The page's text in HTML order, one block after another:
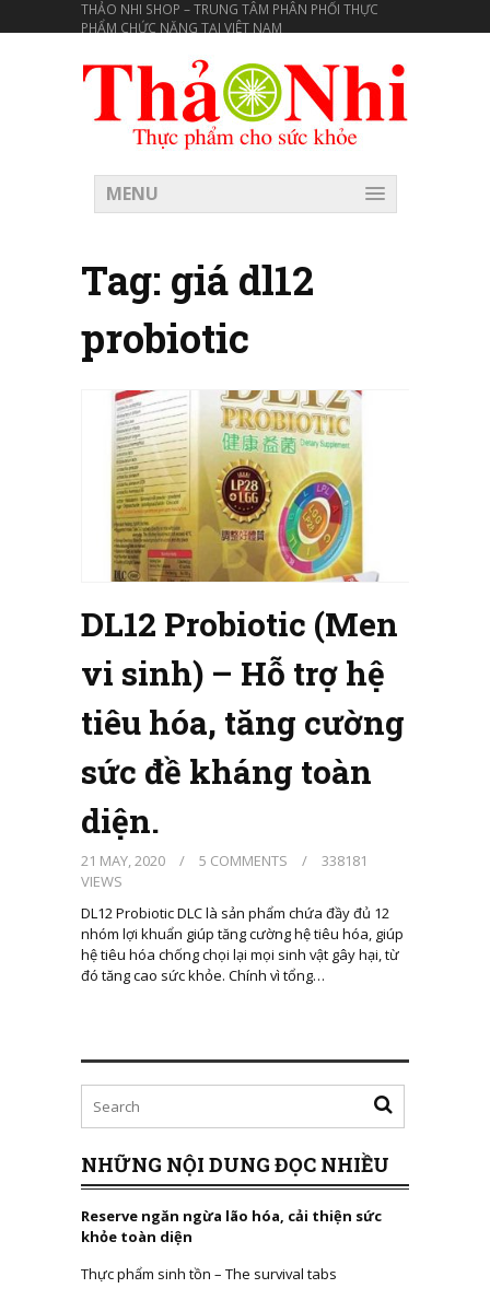
THẢO NHI SHOP – TRUNG TÂM PHÂN PHỐI THỰC
PHẨM CHỨC NĂNG TẠI VIÊT NAM
MENU
Tag: giá dl12
probiotic
DL12 Probiotic (Men
vi sinh) – Hỗ trợ hệ
tiêu hóa, tăng cường
sức đề kháng toàn
diện.
21 MAY, 2020 / 5 COMMENTS /
338181
VIEWS
DL12 Probiotic DLC là sản phẩm chứa đầy đủ 12
nhóm lợi khuẩn giúp tăng cường hệ tiêu hóa, giúp
hệ tiêu hóa chống chọi lại mọi sinh vật gây hại, từ
đó tăng cao sức khỏe. Chính vì tổng…
NHỮNG NỘI DUNG ĐỌC NHIỀU
Reserve ngăn ngừa lão hóa, cải thiện sức
khỏe toàn diện
Thực phẩm sinh tồn – The survival tabs